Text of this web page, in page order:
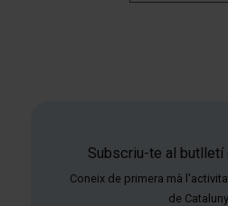
Subscriu-te al butlletí
Coneix de primera mà
de